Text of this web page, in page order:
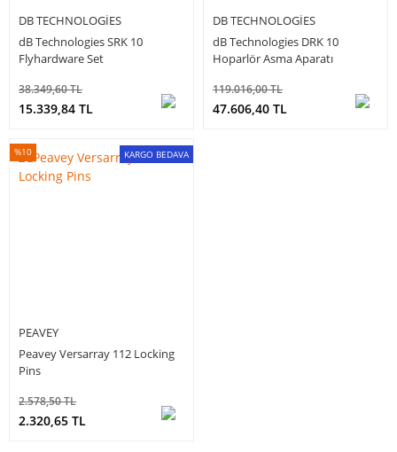
DB TECHNOLOGIES
dB Technologies SRK 10
Flyhardware Set
38.349,60 TL
15.339,84 TL
DB TECHNOLOGIES
dB Technologies DRK 10
Hoparlör Asma Aparatı
119.016,00 TL
47.606,40 TL
KARGO BEDAVA
PEAVEY
Peavey Versarray 112 Locking
Pins
%10
2.578,50 TL
2.320,65 TL